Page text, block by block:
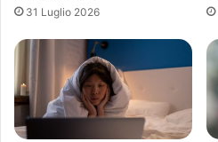
31 Luglio 2026